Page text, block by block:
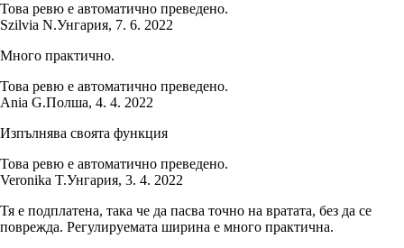
Това ревю е автоматично преведено.
Szilvia N.Унгария, 7. 6. 2022
Много практично.
Това ревю е автоматично преведено.
Ania G.Полша, 4. 4. 2022
Изпълнява своята функция
Това ревю е автоматично преведено.
Veronika T.Унгария, 3. 4. 2022
Тя е подплатена, така че да пасва точно на вратата, без да се
поврежда. Регулируемата ширина е много практична.